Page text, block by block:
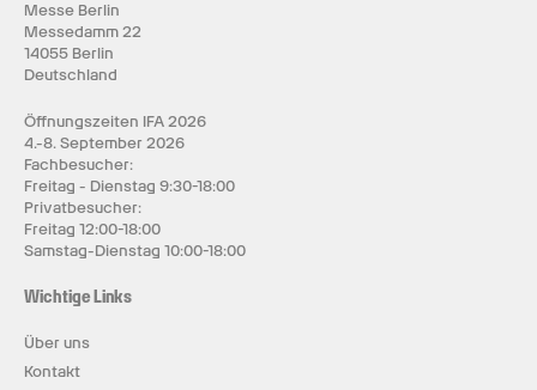
Messe Berlin
Messedamm 22
14055 Berlin
Deutschland
Öffnungszeiten IFA 2026
4.-8. September 2026
Fachbesucher:
Freitag - Dienstag 9:30-18:00
Privatbesucher:
Freitag 12:00-18:00
Samstag-Dienstag 10:00-18:00
Wichtige Links
Über uns
Kontakt